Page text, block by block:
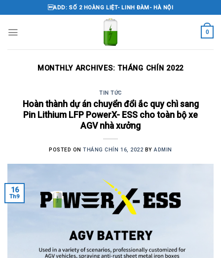
to
content
ADD: SỐ 2 HOÀNG LIỆT- LINH ĐÀM- HÀ NỘI
0
MONTHLY ARCHIVES:THÁNG CHÍN 2022
TIN TỨC
Hoàn thành dự án chuyển đổi ắc quy chì sang
Pin Lithium LFP PowerX- ESS cho toàn bộ xe
AGV nhà xưởng
POSTED ONTHÁNG CHÍN 16, 2022 BYADMIN
16
Th9